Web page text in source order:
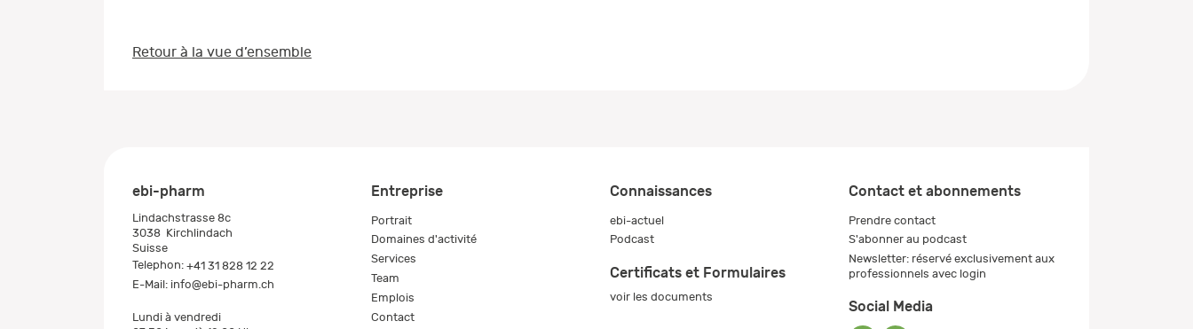
Retour à la vue d’ensemble
ebi-pharm
Lindachstrasse 8c
3038 Kirchlindach
Suisse
Telephon: +41 31 828 12 22
E-Mail: info@ebi-pharm.ch
Lundi à vendredi
Entreprise
Portrait
Domaines d'activité
Services
Team
Emplois
Contact
Connaissances
ebi-actuel
Podcast
Certificats et Formulaires
voir les documents
Contact et abonnements
Prendre contact
S'abonner au podcast
Newsletter: réservé exclusivement aux
professionnels avec login
Social Media